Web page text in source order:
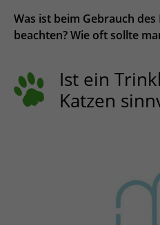
日本語
ESPAÑOL, MÉXICO
Was ist beim Gebrauch
beachten? Wie oft sollte
Ist ein
Katzen